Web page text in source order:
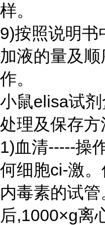
样。
9)按照说明书
加液的量及
作。
小鼠elisa试剂
处理及保存方
1)血清-----操
何细胞ci-激
内毒素的试
后,1000×g离